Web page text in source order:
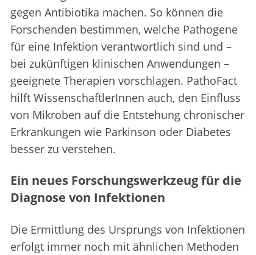
gegen Antibiotika machen. So können die
Forschenden bestimmen, welche Pathogene
für eine Infektion verantwortlich sind und –
bei zukünftigen klinischen Anwendungen –
geeignete Therapien vorschlagen. PathoFact
hilft WissenschaftlerInnen auch, den Einfluss
von Mikroben auf die Entstehung chronischer
Erkrankungen wie Parkinson oder Diabetes
besser zu verstehen.
Ein neues Forschungswerkzeug für die
Diagnose von Infektionen
Die Ermittlung des Ursprungs von Infektionen
erfolgt immer noch mit ähnlichen Methoden